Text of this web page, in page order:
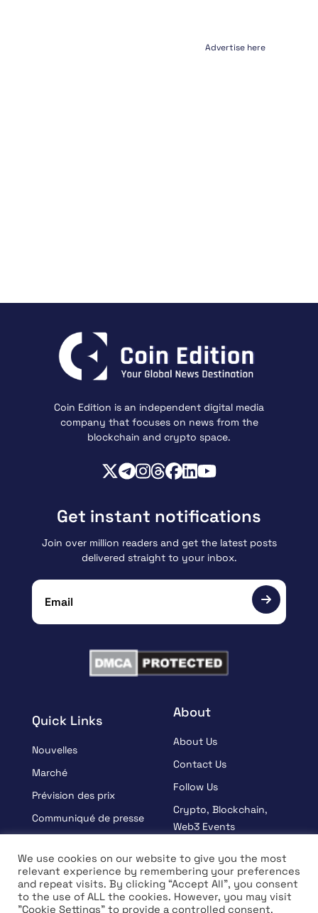
Advertise here
Coin Edition is an independent digital media
company that focuses on news from the
blockchain and crypto space.
Quick Links
Nouvelles
Marché
Prévision des prix
Communiqué de presse
Apprendre
Entrevue
About
About Us
Contact Us
Follow Us
Crypto, Blockchain,
Web3 Events
Terms And Condition
Privacy Policy
Get instant notifications
Join over million readers and get the latest posts
delivered straight to your inbox.
We use cookies on our website to give you the most
relevant experience by remembering your preferences
and repeat visits. By clicking “Accept All”, you consent
to the use of ALL the cookies. However, you may visit
"Cookie Settings" to provide a controlled consent.